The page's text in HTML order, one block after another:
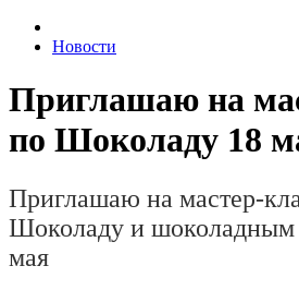
Новости
Приглашаю на
по Шоколаду 18
Приглашаю на мастер-
Шоколаду и шоколадным
мая